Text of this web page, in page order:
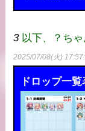
3 以下、？ち
2025/07/08(火)
ドロップ一覧